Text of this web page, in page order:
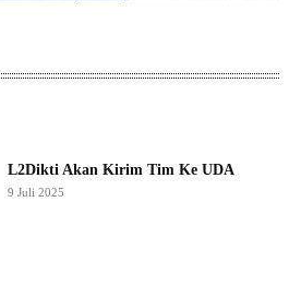
L2Dikti Akan Kirim Tim Ke UDA
9 Juli 2025